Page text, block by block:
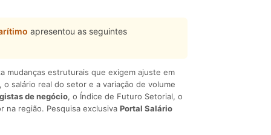
apresentou as seguintes
mudanças estruturais que exigem ajuste em
, o salário real do setor e a variação de volume
de negócio, o Índice de Futuro Setorial, o
região. Pesquisa exclusiva Portal Salário